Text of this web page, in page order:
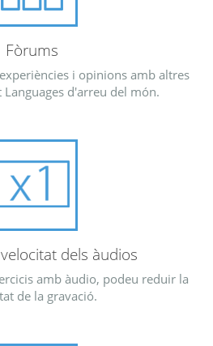
Fòrums
i opinions amb altres
Languages d'arreu del món.
dels àudios
amb àudio, podeu reduir la
de la gravació.